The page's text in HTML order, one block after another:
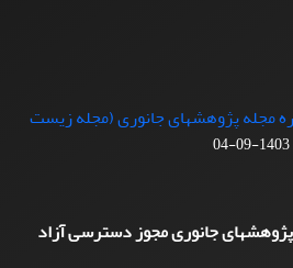
مجله پژوهشهای جانوری (مجله زیست
1403-09-04
جانوری مجوز دسترسی آزاد